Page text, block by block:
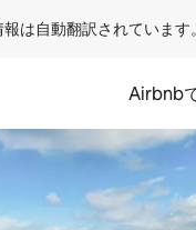
は自動翻訳されています。
Airbnb